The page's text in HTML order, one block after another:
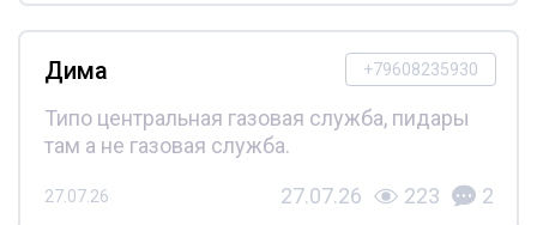
+79608235930
Дима
Типо центральная газовая служба, пидары
там а не газовая служба.
27.07.26 27.07.26 223 2